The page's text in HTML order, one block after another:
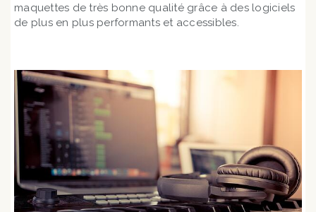
maquettes de très bonne qualité grâce à des logiciels
de plus en plus performants et accessibles.